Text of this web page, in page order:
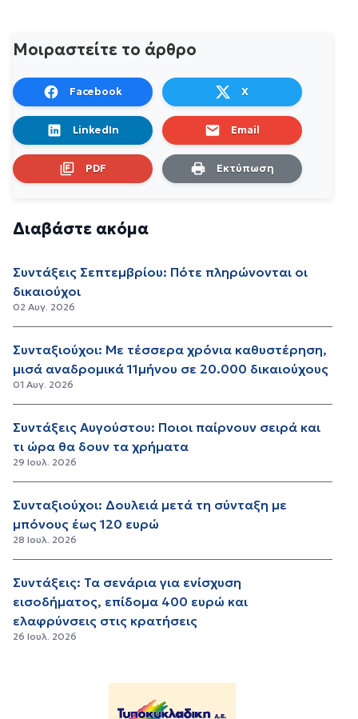
Μοιραστείτε το άρθρο
Facebook X
LinkedIn Email
PDF Εκτύπωση
Διαβάστε ακόμα
Συντάξεις Σεπτεμβρίου: Πότε πληρώνονται οι
δικαιούχοι
02 Αυγ. 2026
Συνταξιούχοι: Με τέσσερα χρόνια καθυστέρηση,
μισά αναδρομικά 11μήνου σε 20.000 δικαιούχους
01 Αυγ. 2026
Συντάξεις Αυγούστου: Ποιοι παίρνουν σειρά και
τι ώρα θα δουν τα χρήματα
29 Ιουλ. 2026
Συνταξιούχοι: Δουλειά μετά τη σύνταξη με
μπόνους έως 120 ευρώ
28 Ιουλ. 2026
Συντάξεις: Τα σενάρια για ενίσχυση
εισοδήματος, επίδομα 400 ευρώ και
ελαφρύνσεις στις κρατήσεις
26 Ιουλ. 2026